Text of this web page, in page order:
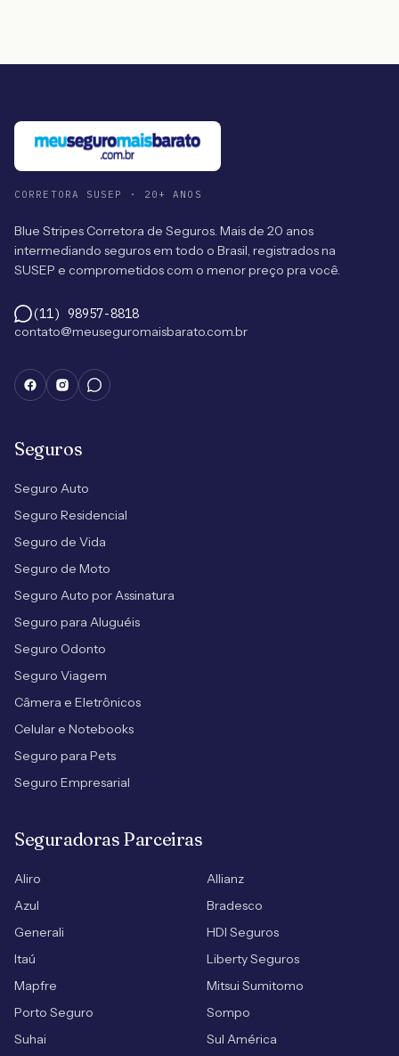
CORRETORA SUSEP · 20+ ANOS
Blue Stripes Corretora de Seguros. Mais de 20 anos
intermediando seguros em todo o Brasil, registrados na
SUSEP e comprometidos com o menor preço pra você.
(11) 98957-8818
contato@meuseguromaisbarato.com.br
Seguros
Seguro Auto
Seguro Residencial
Seguro de Vida
Seguro de Moto
Seguro Auto por Assinatura
Seguro para Aluguéis
Seguro Odonto
Seguro Viagem
Câmera e Eletrônicos
Celular e Notebooks
Seguro para Pets
Seguro Empresarial
Seguradoras Parceiras
Aliro
Allianz
Azul
Bradesco
Generali
HDI Seguros
Itaú
Liberty Seguros
Mapfre
Mitsui Sumitomo
Porto Seguro
Sompo
Suhai
Sul América